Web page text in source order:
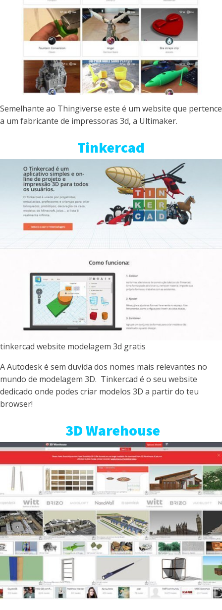
Semelhante ao Thingiverse este é um website que pertence
a um fabricante de impressoras 3d, a Ultimaker.
Tinkercad
tinkercad website modelagem 3d gratis
A Autodesk é sem duvida dos nomes mais relevantes no
mundo de modelagem 3D. Tinkercad é o seu website
dedicado onde podes criar modelos 3D a partir do teu
browser!
3D Warehouse